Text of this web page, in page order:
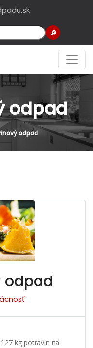
🔎
odpad
odpad
odpad
kg potravín na